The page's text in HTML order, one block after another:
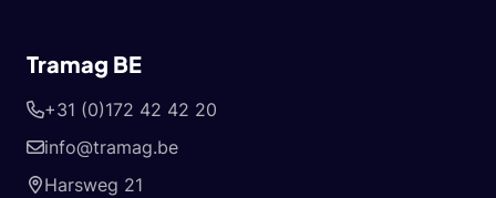
Tramag BE
+31 (0)172 42 42 20
info@tramag.be
Harsweg 21